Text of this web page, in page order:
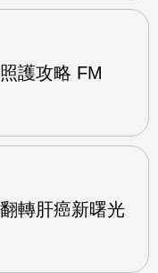
護攻略 FM
轉肝癌新曙光